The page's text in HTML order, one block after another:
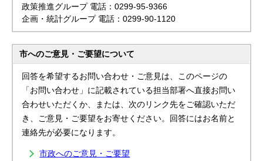
政策推進グループ 電話：0299-95-9366
企画・統計グループ 電話：0299-90-1120
市へのご意見・ご要望について
回答を希望するお問い合わせ・ご意見は、このページの
「お問い合わせ」に記載されている担当部署へ直接お問い
合わせいただくか、または、次のリンク先をご確認いただ
き、ご意見・ご要望をお寄せください。回答にはお名前と
連絡先が必要になります。
市政へのご意見・ご要望